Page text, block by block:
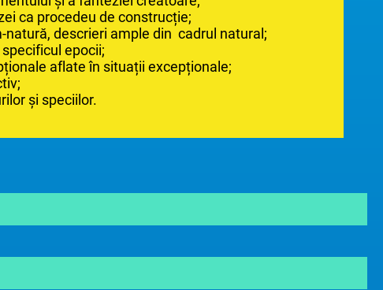
ca procedeu de construcție;
natură, descrieri ample din cadrul natural;
epocii;
aflate în situații excepționale;
și speciilor.